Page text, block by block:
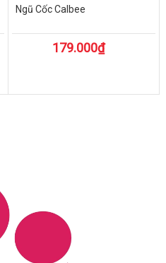
Ngũ Cốc Calbee
179.000₫